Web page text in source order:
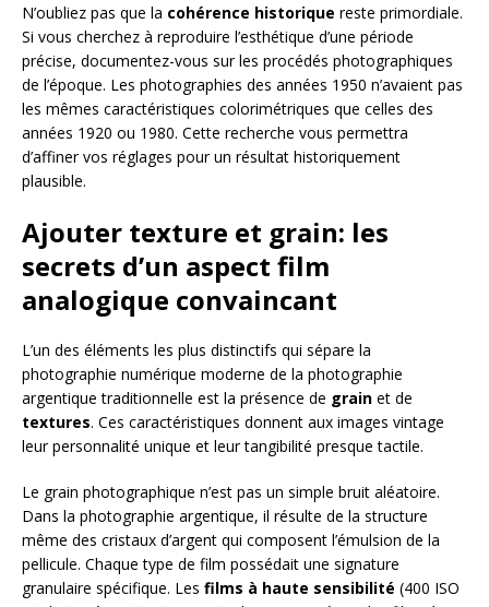
N’oubliez pas que la cohérence historique reste primordiale.
Si vous cherchez à reproduire l’esthétique d’une période
précise, documentez-vous sur les procédés photographiques
de l’époque. Les photographies des années 1950 n’avaient pas
les mêmes caractéristiques colorimétriques que celles des
années 1920 ou 1980. Cette recherche vous permettra
d’affiner vos réglages pour un résultat historiquement
plausible.
Ajouter texture et grain: les
secrets d’un aspect film
analogique convaincant
L’un des éléments les plus distinctifs qui sépare la
photographie numérique moderne de la photographie
argentique traditionnelle est la présence de grain et de
textures. Ces caractéristiques donnent aux images vintage
leur personnalité unique et leur tangibilité presque tactile.
Le grain photographique n’est pas un simple bruit aléatoire.
Dans la photographie argentique, il résulte de la structure
même des cristaux d’argent qui composent l’émulsion de la
pellicule. Chaque type de film possédait une signature
granulaire spécifique. Les films à haute sensibilité (400 ISO